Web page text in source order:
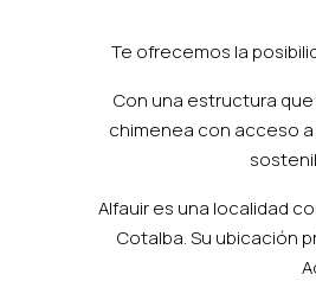
Te ofrecemos la
Con una estructura
chimenea con acceso
Alfauir es una localidad
Cotalba. Su ubicación